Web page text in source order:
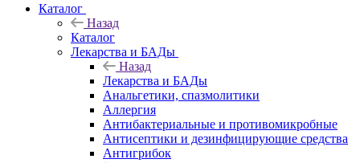
Каталог
Назад
Каталог
Лекарства и БАДы
Назад
Лекарства и БАДы
Анальгетики, спазмолитики
Аллергия
Антибактериальные и противомикробные
Антисептики и дезинфицирующие средства
Антигрибок